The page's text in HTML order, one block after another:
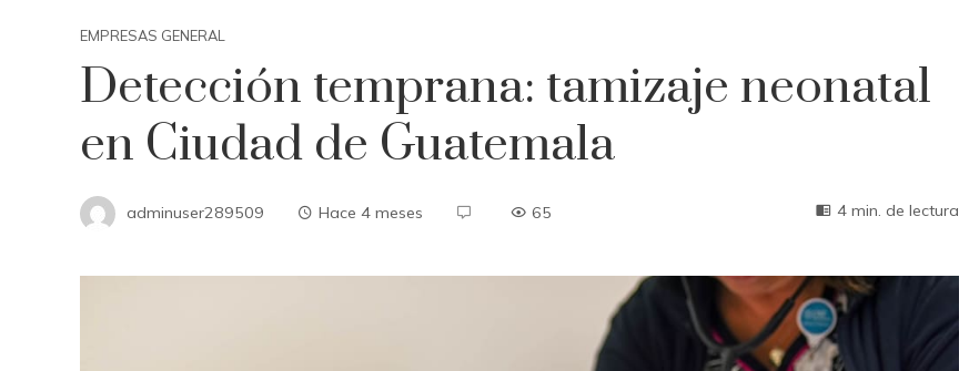
EMPRESAS GENERAL
Detección temprana: tamizaje neonatal
en Ciudad de Guatemala
adminuser289509 Hace 4 meses 65 4 min. de lectura